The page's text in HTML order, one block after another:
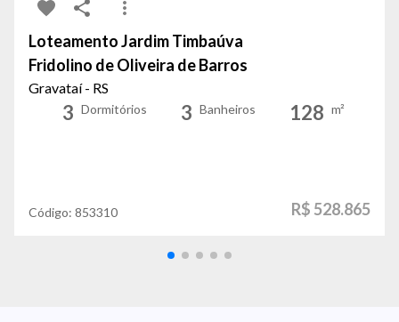
Loteamento Jardim Timbaúva
Fridolino de Oliveira de Barros
Gravataí - RS
3 Dormitórios 3 Banheiros 128 m²
Código: 853310 R$ 528.865